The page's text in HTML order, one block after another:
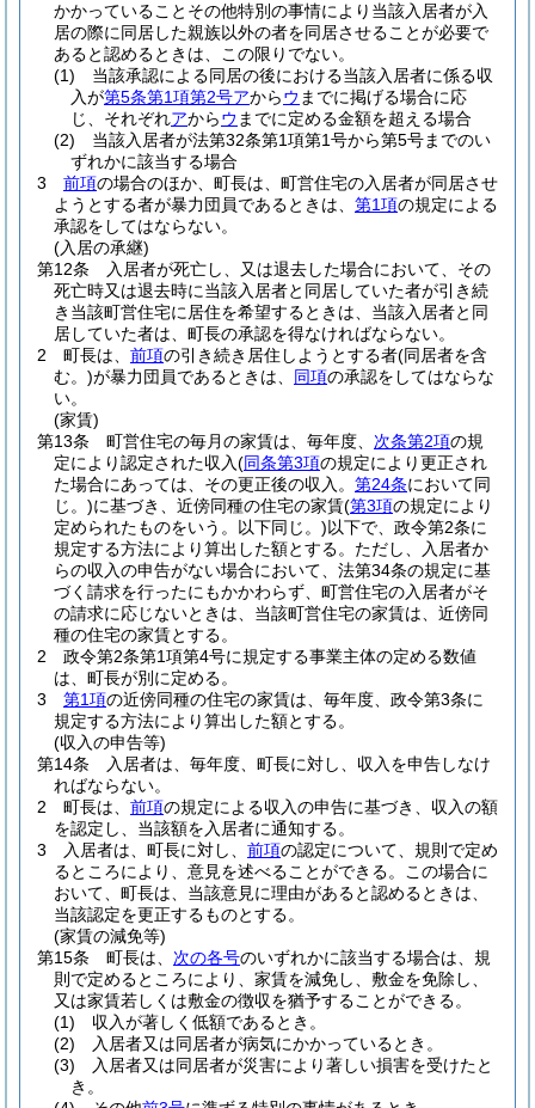
かかっていることその他特別の事情により当該入居者が入
居の際に同居した親族以外の者を同居させることが必要で
あると認めるときは、この限りでない。
(1)
当該承認による同居の後における当該入居者に係る収
入が第5条第1項第2号アからウ までに掲げる場合に応
じ、それぞれアからウ までに定める金額を超える場合
(2)
当該入居者が法第32条第1項第1号から第5号までのい
ずれかに該当する場合
3
前項の場合のほか、町長は、町営住宅の入居者が同居させ
ようとする者が暴力団員であるときは、 第1項の規定による
承認をしてはならない。
(入居の承継)
第12条
入居者が死亡し、又は退去した場合において、その
死亡時又は退去時に当該入居者と同居していた者が引き続
き当該町営住宅に居住を希望するときは、当該入居者と同
居していた者は、町長の承認を得なければならない。
2
町長は、 前項の引き続き居住しようとする者(同居者を含
む。)が暴力団員であるときは、 同項の承認をしてはならな
い。
(家賃)
第13条
町営住宅の毎月の家賃は、毎年度、 次条第2項の規
定により認定された収入(同条第3項の規定により更正され
た場合にあっては、その更正後の収入。 第24条において同
じ。)に基づき、近傍同種の住宅の家賃(第3項の規定により
定められたものをいう。以下同じ。)以下で、政令第2条に
規定する方法により算出した額とする。 ただし、入居者か
らの収入の申告がない場合において、法第34条の規定に基
づく請求を行ったにもかかわらず、町営住宅の入居者がそ
の請求に応じないときは、当該町営住宅の家賃は、近傍同
種の住宅の家賃とする。
2
政令第2条第1項第4号に規定する事業主体の定める数値
は、町長が別に定める。
3
第1項の近傍同種の住宅の家賃は、毎年度、政令第3条に
規定する方法により算出した額とする。
(収入の申告等)
第14条
入居者は、毎年度、町長に対し、収入を申告しなけ
ればならない。
2
町長は、 前項の規定による収入の申告に基づき、収入の額
を認定し、当該額を入居者に通知する。
3
入居者は、町長に対し、 前項の認定について、規則で定め
るところにより、意見を述べることができる。
この場合に
おいて、町長は、当該意見に理由があると認めるときは、
当該認定を更正するものとする。
(家賃の減免等)
第15条
町長は、 次の各号のいずれかに該当する場合は、規
則で定めるところにより、家賃を減免し、敷金を免除し、
又は家賃若しくは敷金の徴収を猶予することができる。
(1)
収入が著しく低額であるとき。
(2)
入居者又は同居者が病気にかかっているとき。
(3)
入居者又は同居者が災害により著しい損害を受けたと
き。